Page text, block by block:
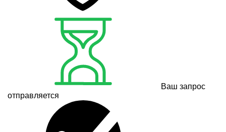
Ваш запрос
отправляется